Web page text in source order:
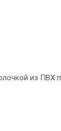
из ПВХ